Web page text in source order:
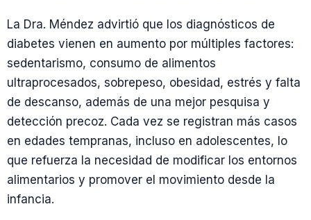
La Dra. Méndez advirtió que los diagnósticos de
diabetes vienen en aumento por múltiples factores:
sedentarismo, consumo de alimentos
ultraprocesados, sobrepeso, obesidad, estrés y falta
de descanso, además de una mejor pesquisa y
detección precoz. Cada vez se registran más casos
en edades tempranas, incluso en adolescentes, lo
que refuerza la necesidad de modificar los entornos
alimentarios y promover el movimiento desde la
infancia.